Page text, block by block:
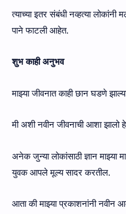
त्याच्या इतर संबंधी नव्हत्या
पाने फाटली आहेत.
शुभ काही अनुभव
माझ्या जीवनात काही छान घडणे
मी अशी नवीन जीवनाची आशा झालो
अनेक जुन्या लोकांसाठी ज्ञान
युवक आपले मूल्य सादर करतील.
आता की माझ्या प्रकाशनांनी नवीन